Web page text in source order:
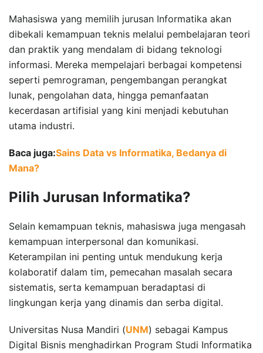
Mahasiswa yang memilih jurusan Informatika akan
dibekali kemampuan teknis melalui pembelajaran teori
dan praktik yang mendalam di bidang teknologi
informasi. Mereka mempelajari berbagai kompetensi
seperti pemrograman, pengembangan perangkat
lunak, pengolahan data, hingga pemanfaatan
kecerdasan artifisial yang kini menjadi kebutuhan
utama industri.
Baca juga:Sains Data vs Informatika, Bedanya di
Mana?
Pilih Jurusan Informatika?
Selain kemampuan teknis, mahasiswa juga mengasah
kemampuan interpersonal dan komunikasi.
Keterampilan ini penting untuk mendukung kerja
kolaboratif dalam tim, pemecahan masalah secara
sistematis, serta kemampuan beradaptasi di
lingkungan kerja yang dinamis dan serba digital.
Universitas Nusa Mandiri (UNM) sebagai Kampus
Digital Bisnis menghadirkan Program Studi Informatika